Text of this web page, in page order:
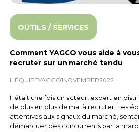
OUTILS / SERVICES
Comment YAGGO vous aide à
recruter sur un marché tendu
L'ÉQUIPEYAGGO1NOVEMBER2022
Il était une fois un acteur, expert en
de plus en plus de mal à recruter. Les
attentives aux signaux du marché,
démarquer des concurrents par la